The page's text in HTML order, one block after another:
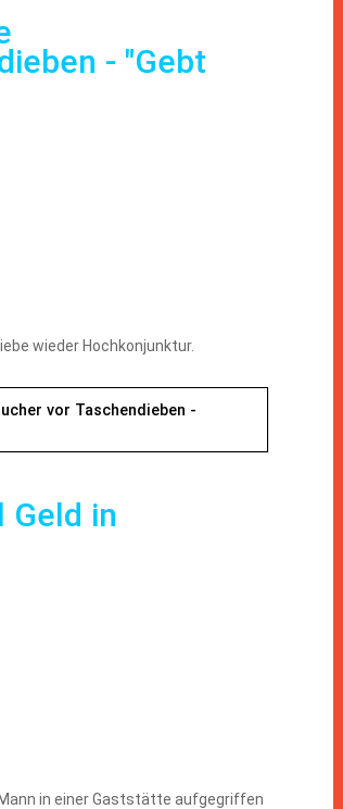
- "Gebt
wieder Hochkonjunktur.
vor Taschendieben -
Geld in
in einer Gaststätte aufgegriffen